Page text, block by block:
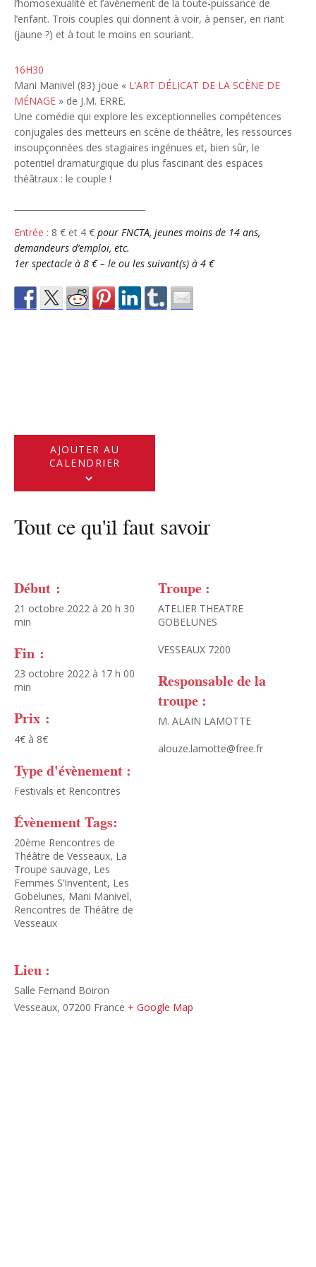
l’homosexualité et l’avènement de la toute-puissance de
l’enfant. Trois couples qui donnent à voir, à penser, en riant
(jaune ?) et à tout le moins en souriant.
16H30
Mani Manivel (83) joue « L’ART DÉLICAT DE LA SCÈNE DE
MÉNAGE » de J.M. ERRE.
Une comédie qui explore les exceptionnelles compétences
conjugales des metteurs en scène de théâtre, les ressources
insoupçonnées des stagiaires ingénues et, bien sûr, le
potentiel dramaturgique du plus fascinant des espaces
théâtraux : le couple !
Entrée : 8 € et 4 € pour FNCTA, jeunes moins de 14 ans,
demandeurs d’emploi, etc.
1er spectacle à 8 € – le ou les suivant(s) à 4 €
AJOUTER AU
CALENDRIER
Tout ce qu'il faut savoir
Début :
21 octobre 2022 à 20 h 30
min
Fin :
23 octobre 2022 à 17 h 00
min
Prix :
4€ à 8€
Type d'évènement :
Festivals et Rencontres
Évènement Tags:
20ème Rencontres de
Théâtre de Vesseaux, La
Troupe sauvage, Les
Femmes S’Inventent, Les
Gobelunes, Mani Manivel,
Rencontres de Théâtre de
Vesseaux
Troupe :
ATELIER THEATRE
GOBELUNES
VESSEAUX 7200
Responsable de la
troupe :
M. ALAIN LAMOTTE
alouze.lamotte@free.fr
Lieu :
Salle Fernand Boiron
Vesseaux, 07200 France + Google Map